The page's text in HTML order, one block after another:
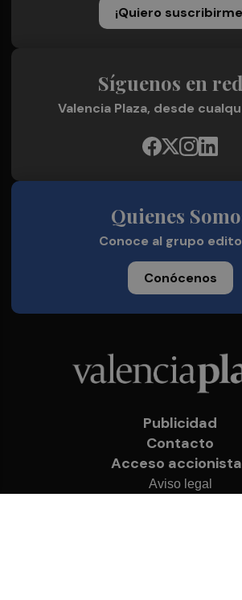
¡Quiero
Síguenos en
Valencia Plaza, desde
Quienes
Conoce al grupo
Conócenos
Publicidad
Contacto
Acceso
Aviso legal